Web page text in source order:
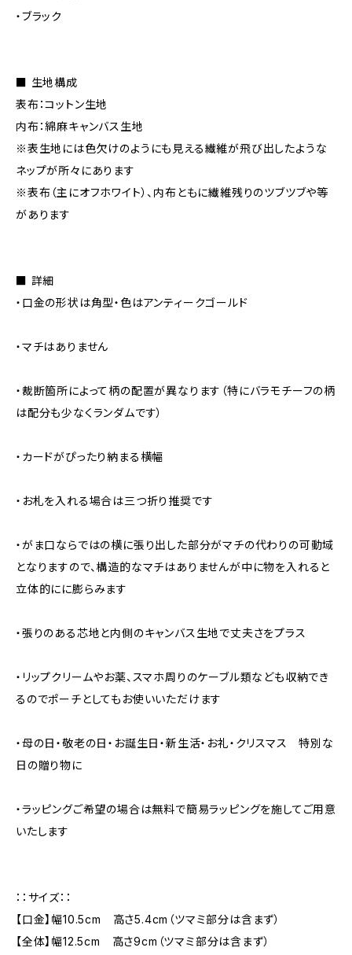
・ブラック
■ 生地構成
表布：コットン生地
内布：綿麻キャンバス生地
※表生地には色欠けのようにも見える繊維が飛び出したような
ネップが所々にあります
※表布（主にオフホワイト）、内布ともに繊維残りのツブツブや等
があります
■ 詳細
・口金の形状は角型・色はアンティークゴールド
・マチはありません
・裁断箇所によって柄の配置が異なります（特にバラモチーフの柄
は配分も少なくランダムです）
・カードがぴったり納まる横幅
・お札を入れる場合は三つ折り推奨です
・がま口ならではの横に張り出した部分がマチの代わりの可動域
となりますので、構造的なマチはありませんが中に物を入れると
立体的にに膨らみます
・張りのある芯地と内側のキャンバス生地で丈夫さをプラス
・リップクリームやお薬、スマホ周りのケーブル類なども収納でき
るのでポーチとしてもお使いいただけます
・母の日・敬老の日・お誕生日・新生活・お礼・クリスマス 特別な
日の贈り物に
・ラッピングご希望の場合は無料で簡易ラッピングを施してご用意
いたします
：：サイズ：：
【口金】幅10.5cm 高さ5.4cm（ツマミ部分は含まず）
【全体】幅12.5cm 高さ9cm（ツマミ部分は含まず）